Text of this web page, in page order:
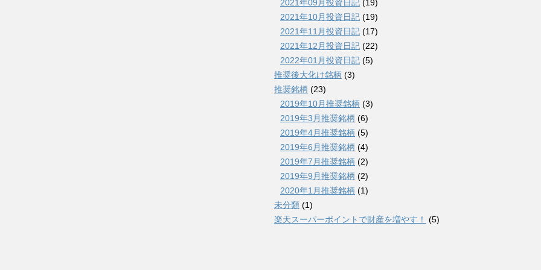
2021年09月投資日記 (19)
2021年10月投資日記 (19)
2021年11月投資日記 (17)
2021年12月投資日記 (22)
2022年01月投資日記 (5)
推奨後大化け銘柄 (3)
推奨銘柄 (23)
2019年10月推奨銘柄 (3)
2019年3月推奨銘柄 (6)
2019年4月推奨銘柄 (5)
2019年6月推奨銘柄 (4)
2019年7月推奨銘柄 (2)
2019年9月推奨銘柄 (2)
2020年1月推奨銘柄 (1)
未分類 (1)
楽天スーパーポイントで財産を増やす！
(5)